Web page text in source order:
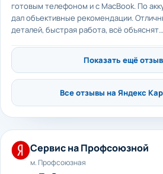
готовым телефоном и с MacBook. По
дал объективные рекомендации.
деталей, быстрая работа, всё объяснят…
Показать ещё отзыв
Все отзывы на Яндекс
Сервис на Профсоюзной
м. Профсоюзная